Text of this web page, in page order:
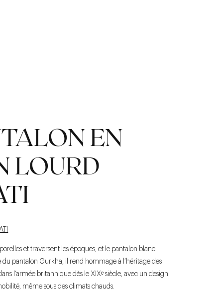
EN
LOURD
et traversent les époques, et le pantalon blanc
du pantalon Gurkha, il rend hommage à l’héritage des
l’armée britannique dès le XIXᵉ siècle, avec un design
même sous des climats chauds.